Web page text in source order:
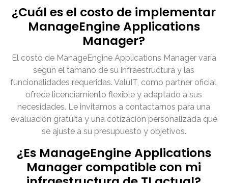
¿Cuál es el costo de implementar
ManageEngine Applications
Manager?
El costo de ManageEngine Applications Manager varía
según el tamaño de su infraestructura y las
funcionalidades requeridas. ValuIT, como partner oficial,
ofrece licenciamiento flexible y adaptado a sus
necesidades. Le invitamos a contactarnos para una
evaluación gratuita y una cotización personalizada que
se ajuste a su presupuesto y objetivos.
¿Es ManageEngine Applications
Manager compatible con mi